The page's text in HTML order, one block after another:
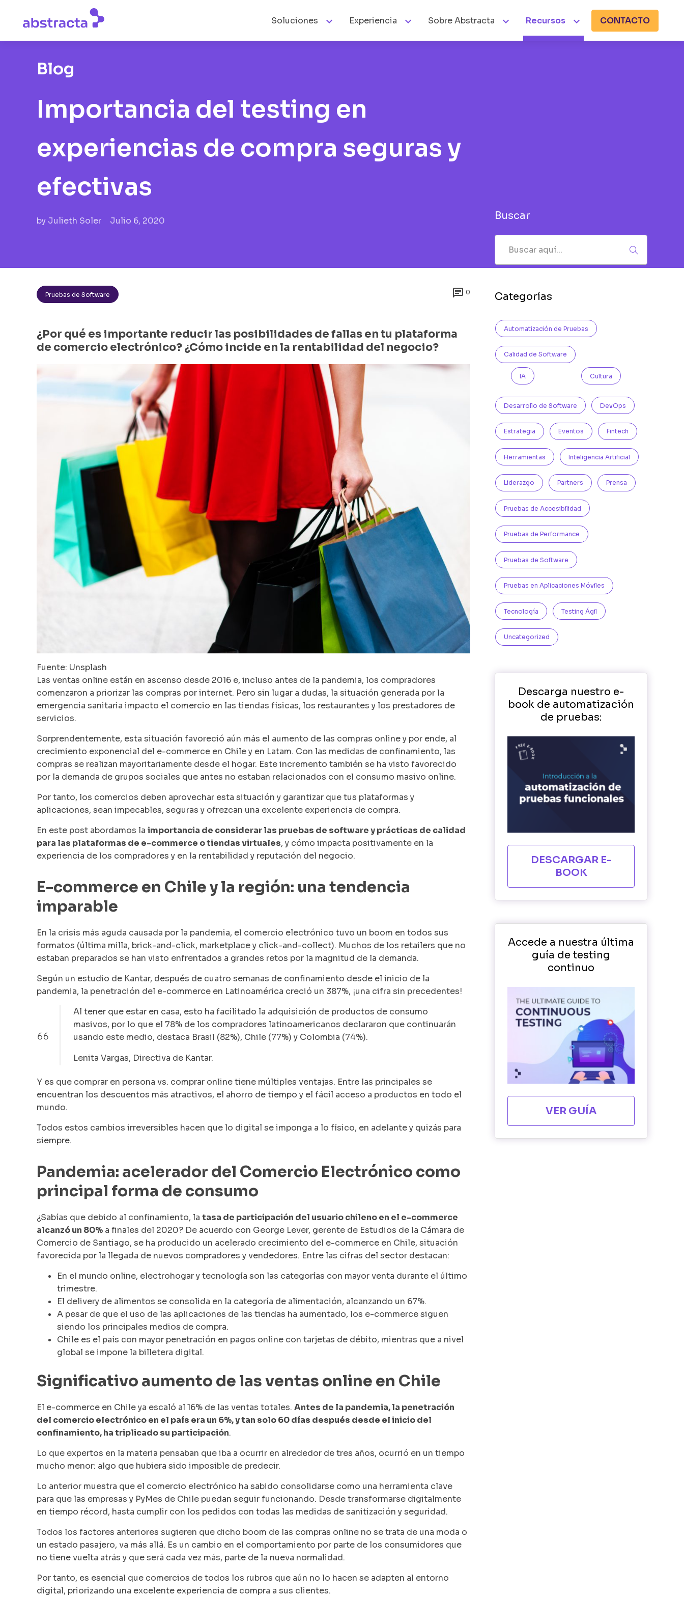
Soluciones  Experiencia  Sobre Abstracta  Recursos  CONTACTO
Blog
Importancia del testing en
experiencias de compra seguras y
efectivas
by Julieth Soler Julio 6, 2020
Pruebas de Software  0
¿Por qué es importante reducir las posibilidades de fallas en tu plataforma
de comercio electrónico? ¿Cómo incide en la rentabilidad del negocio?
Fuente: Unsplash
Las ventas online están en ascenso desde 2016 e, incluso antes de la pandemia, los compradores
comenzaron a priorizar las compras por internet. Pero sin lugar a dudas, la situación generada por la
emergencia sanitaria impacto el comercio en las tiendas físicas, los restaurantes y los prestadores de
servicios.
Sorprendentemente, esta situación favoreció aún más el aumento de las compras online y por ende, al
crecimiento exponencial del e-commerce en Chile y en Latam. Con las medidas de confinamiento, las
compras se realizan mayoritariamente desde el hogar. Este incremento también se ha visto favorecido
por la demanda de grupos sociales que antes no estaban relacionados con el consumo masivo online.
Por tanto, los comercios deben aprovechar esta situación y garantizar que tus plataformas y
aplicaciones, sean impecables, seguras y ofrezcan una excelente experiencia de compra.
En este post abordamos la importancia de considerar las pruebas de software y prácticas de calidad
para las plataformas de e-commerce o tiendas virtuales, y cómo impacta positivamente en la
experiencia de los compradores y en la rentabilidad y reputación del negocio.
E-commerce en Chile y la región: una tendencia
imparable
En la crisis más aguda causada por la pandemia, el comercio electrónico tuvo un boom en todos sus
formatos (última milla, brick-and-click, marketplacey click-and-collect). Muchos de los retailers que no
estaban preparados se han visto enfrentados a grandes retos por la magnitud de la demanda.
Según un estudio de Kantar, después de cuatro semanas de confinamiento desde el inicio de la
pandemia, la penetración del e-commerce en Latinoamérica creció un 387%, ¡una cifra sin precedentes!
Al tener que estar en casa, esto ha facilitado la adquisición de productos de consumo
masivos, por lo que el 78% de los compradores latinoamericanos declararon que continuarán
usando este medio, destaca Brasil (82%), Chile (77%) y Colombia (74%).
Lenita Vargas, Directiva de Kantar.
Y es que comprar en persona vs. comprar online tiene múltiples ventajas. Entre las principales se
encuentran los descuentos más atractivos, el ahorro de tiempo y el fácil acceso a productos en todo el
mundo.
Todos estos cambios irreversibles hacen que lo digital se imponga a lo físico, en adelante y quizás para
siempre.
Pandemia: acelerador del Comercio Electrónico como
principal forma de consumo
¿Sabías que debido al confinamiento, la tasa de participación del usuario chileno en el e-commerce
alcanzó un 80% a finales del 2020? De acuerdo con George Lever, gerente de Estudios de la Cámara de
Comercio de Santiago, se ha producido un acelerado crecimiento del e-commerce en Chile, situación
favorecida por la llegada de nuevos compradores y vendedores. Entre las cifras del sector destacan:
En el mundo online, electrohogar y tecnología son las categorías con mayor venta durante el último
trimestre.
El delivery de alimentos se consolida en la categoría de alimentación, alcanzando un 67%.
A pesar de que el uso de las aplicaciones de las tiendas ha aumentado, los e-commerce siguen
siendo los principales medios de compra.
Chile es el país con mayor penetración en pagos online con tarjetas de débito, mientras que a nivel
global se impone la billetera digital.
Significativo aumento de las ventas online en Chile
El e-commerce en Chile ya escaló al 16% de las ventas totales. Antes de la pandemia, la penetración
del comercio electrónico en el país era un 6%, y tan solo 60 días después desde el inicio del
confinamiento, ha triplicado su participación.
Lo que expertos en la materia pensaban que iba a ocurrir en alrededor de tres años, ocurrió en un tiempo
mucho menor: algo que hubiera sido imposible de predecir.
Lo anterior muestra que el comercio electrónico ha sabido consolidarse como una herramienta clave
para que las empresas y PyMes de Chile puedan seguir funcionando. Desde transformarse digitalmente
en tiempo récord, hasta cumplir con los pedidos con todas las medidas de sanitización y seguridad.
Todos los factores anteriores sugieren que dicho boom de las compras online no se trata de una moda o
un estado pasajero, va más allá. Es un cambio en el comportamiento por parte de los consumidores que
no tiene vuelta atrás y que será cada vez más, parte de la nueva normalidad.
Por tanto, es esencial que comercios de todos los rubros que aún no lo hacen se adapten al entorno
digital, priorizando una excelente experiencia de compra a sus clientes.
Buscar
Categorías
Automatización de Pruebas
Calidad de Software
IA Cultura
Desarrollo de Software DevOps
Estrategia Eventos Fintech
Herramientas Inteligencia Artificial
Liderazgo Partners Prensa
Pruebas de Accesibilidad
Pruebas de Performance
Pruebas de Software
Pruebas en Aplicaciones Móviles
Tecnología Testing Ágil
Uncategorized
Descarga nuestro e-
book de automatización
de pruebas:
DESCARGAR E-
BOOK
Accede a nuestra última
guía de testing
continuo
VER GUÍA